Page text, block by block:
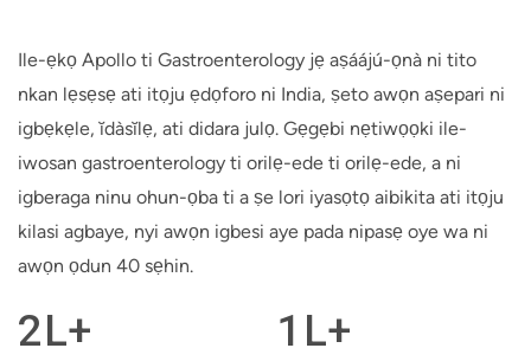
Ile-ẹkọ Apollo ti Gastroenterology jẹ aṣáájú-ọnà ni tito
nkan lẹsẹsẹ ati itọju ẹdọforo ni India, ṣeto awọn aṣepari ni
igbẹkẹle, ĭdàsĭlẹ, ati didara julọ. Gẹgẹbi nẹtiwọọki ile-
iwosan gastroenterology ti orilẹ-ede ti orilẹ-ede, a ni
igberaga ninu ohun-ọba ti a ṣe lori iyasọtọ aibikita ati itọju
kilasi agbaye, nyi awọn igbesi aye pada nipasẹ oye wa ni
awọn ọdun 40 sẹhin.
2L+ 1 L+